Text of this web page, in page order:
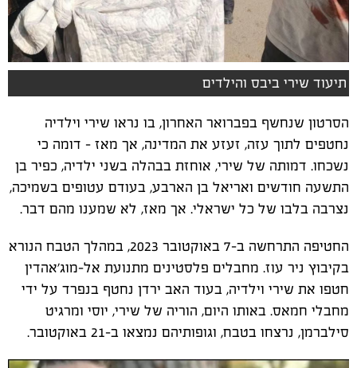
תיעוד שירי ביבס והילדים
הסרטון שנחשף בפברואר האחרון, בו נראו שירי וילדיה
נחטפים לתוך עזה, זעזע את המדינה, אך מאז – דומה כי
נשכחו. דמותה של שירי, אוחזת בבהלה בשני ילדיה, כפיר בן
התשעה חודשים ואריאל בן הארבע, בעודם עטופים בשמיכה,
נצרבה בלבו של כל ישראלי. אך מאז, לא שמענו מהם דבר.
החטיפה התרחשה ב-7 באוקטובר 2023, במהלך הטבח הנורא
בקיבוץ ניר עוז. מחבלים פלסטינים מתנועת אל-מוג'אהדין
חטפו את שירי וילדיה, בעוד האב ירדן נחטף בנפרד על ידי
מחבלי חמאס. באותו היום, הוריה של שירי, יוסי ומרגיט
סילברמן, נרצחו בטבח, וגופותיהם נמצאו ב-21 באוקטובר.